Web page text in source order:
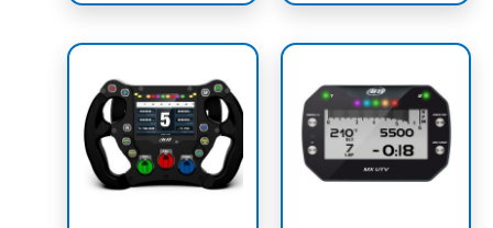
tot
€3.846,59
product
heeft
meerdere
variaties.
Deze